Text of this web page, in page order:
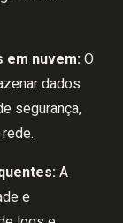
em nuvem: O
dados
segurança,
A
e